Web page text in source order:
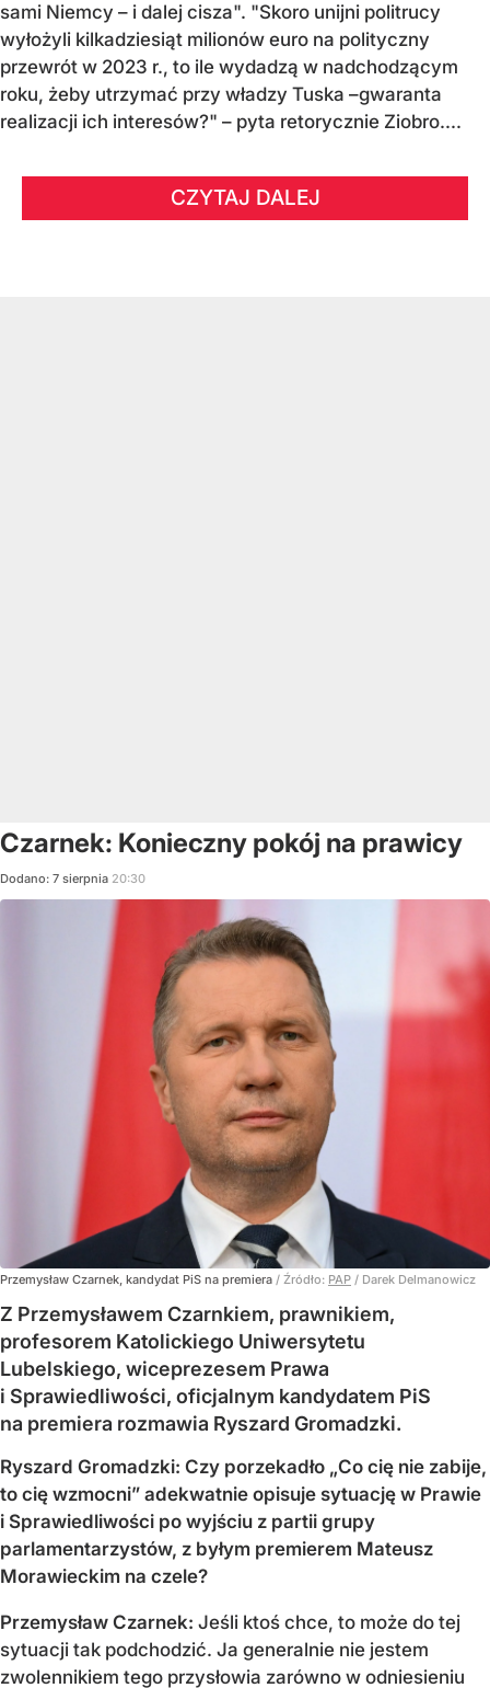
sami Niemcy – i dalej cisza". "Skoro unijni politrucy
wyłożyli kilkadziesiąt milionów euro na polityczny
przewrót w 2023 r., to ile wydadzą w nadchodzącym
roku, żeby utrzymać przy władzy Tuska –gwaranta
realizacji ich interesów?" – pyta retorycznie Ziobro....
CZYTAJ DALEJ
Czarnek: Konieczny pokój na prawicy
Dodano: 7 sierpnia 20:30
Przemysław Czarnek, kandydat PiS na premiera / Źródło: PAP / Darek Delmanowicz
Z Przemysławem Czarnkiem, prawnikiem,
profesorem Katolickiego Uniwersytetu
Lubelskiego, wiceprezesem Prawa
i Sprawiedliwości, oficjalnym kandydatem PiS
na premiera rozmawia Ryszard Gromadzki.
Ryszard Gromadzki: Czy porzekadło „Co cię nie zabije,
to cię wzmocni” adekwatnie opisuje sytuację w Prawie
i Sprawiedliwości po wyjściu z partii grupy
parlamentarzystów, z byłym premierem Mateusz
Morawieckim na czele?
Przemysław Czarnek: Jeśli ktoś chce, to może do tej
sytuacji tak podchodzić. Ja generalnie nie jestem
zwolennikiem tego przysłowia zarówno w odniesieniu